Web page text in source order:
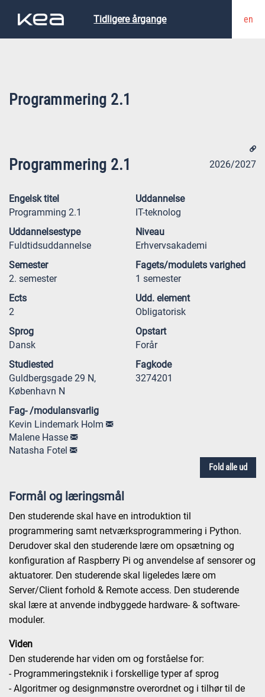
Tidligere årgange en
Programmering 2.1
Programmering 2.1 2026/2027
Engelsk titel
Programming 2.1
Uddannelse
IT-teknolog
Uddannelsestype
Fuldtidsuddannelse
Niveau
Erhvervsakademi
Semester
2. semester
Fagets/modulets varighed
1 semester
Ects
2
Udd. element
Obligatorisk
Sprog
Dansk
Opstart
Forår
Studiested
Guldbergsgade 29 N,
København N
Fagkode
3274201
Fag- /modulansvarlig
Kevin Lindemark Holm
Malene Hasse
Natasha Fotel
Fold alle ud
Formål og læringsmål
Den studerende skal have en introduktion til
programmering samt netværksprogrammering i Python.
Derudover skal den studerende lære om opsætning og
konfiguration af Raspberry Pi og anvendelse af sensorer og
aktuatorer. Den studerende skal ligeledes lære om
Server/Client forhold & Remote access. Den studerende
skal lære at anvende indbyggede hardware- & software-
moduler.
Viden
Den studerende har viden om og forståelse for:
- Programmeringsteknik i forskellige typer af sprog
- Algoritmer og designmønstre overordnet og i tilhør til de